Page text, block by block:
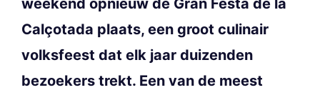
Calçotada plaats, een groot culinair
volksfeest dat elk jaar duizenden
bezoekers trekt. Een van de meest